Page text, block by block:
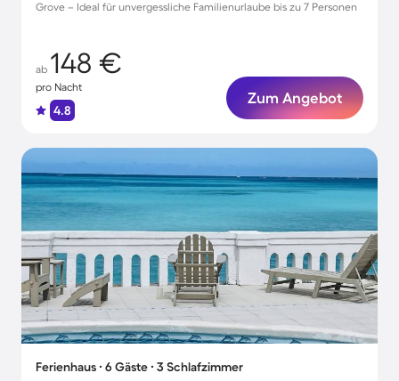
Grove – Ideal für unvergessliche Familienurlaube bis zu 7 Personen
ab 148 €
pro Nacht
4.8
Zum Angebot
Ferienhaus ∙ 6 Gäste ∙ 3 Schlafzimmer